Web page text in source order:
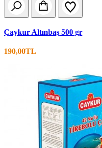
Çaykur Altınbaş 500 gr
190,00TL